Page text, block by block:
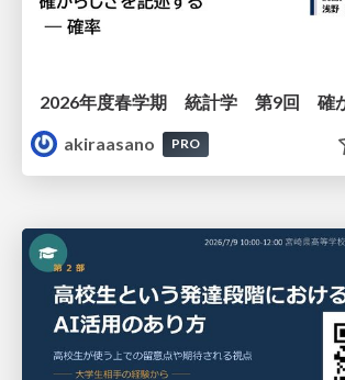
akiraasano
PRO